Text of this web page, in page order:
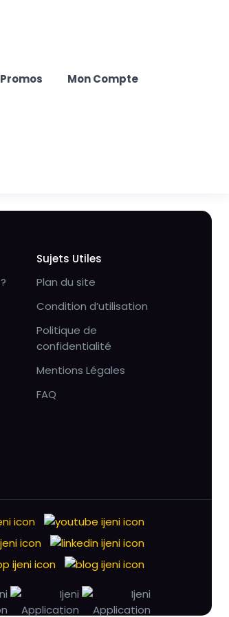
Promos Mon Compte
Sujets Utiles
Plan du site
Condition d’utilisation
Politique de
confidentialité
Mentions Légales
FAQ